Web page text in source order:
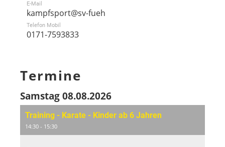
E-Mail
kampfsport@sv-fuehlingen.de
Telefon Mobil
0171-7593833
Termine
Samstag 08.08.2026
Training - Karate - Kinder ab 6 Jahren
14:30 - 15:30